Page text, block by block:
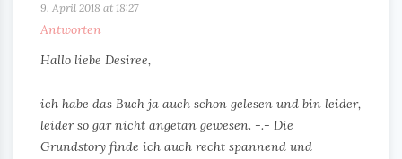
9. April 2018 at 18:27
Antworten
Hallo liebe Desiree,
ich habe das Buch ja auch schon gelesen und bin leider,
leider so gar nicht angetan gewesen. -.- Die
Grundstory finde ich auch recht spannend und